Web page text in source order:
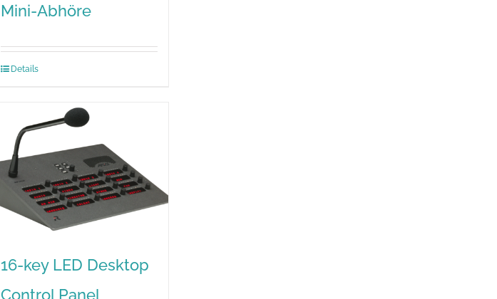
Mini-Abhöre
Details
16-key LED Desktop
Control Panel